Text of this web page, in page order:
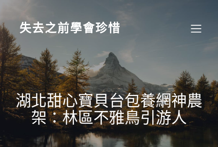
content
失去之前學會珍惜
湖北甜心寶貝台包養網神農
架：林區不雅鳥引游人